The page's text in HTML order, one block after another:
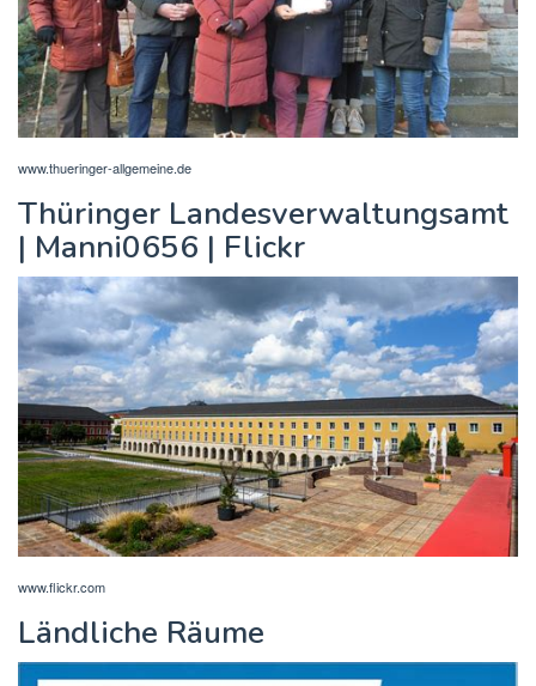
www.thueringer-allgemeine.de
Thüringer Landesverwaltungsamt
| Manni0656 | Flickr
www.flickr.com
Ländliche Räume